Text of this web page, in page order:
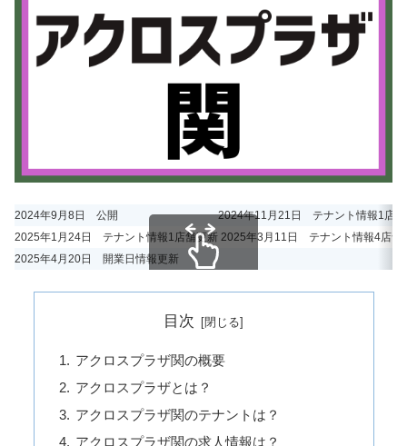
2024年9月8日 公開
2024年11月21日 テナント情報1店
2025年1月24日 テナント情報1店舗更新 2025年3月11日 テナント情報4店舗
2025年4月20日 開業日情報更新
目次
アクロスプラザ関の概要
アクロスプラザとは？
アクロスプラザ関のテナントは？
アクロスプラザ関の求人情報は？